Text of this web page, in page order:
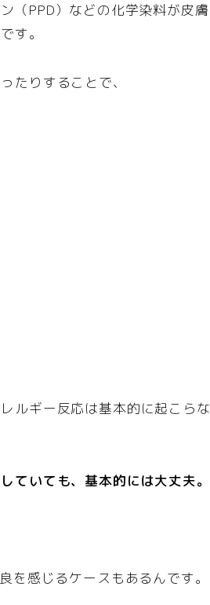
（PPD）などの化学染料が皮膚
す。
たりすることで、
ルギー反応は基本的に起こらな
ていても、基本的には大丈夫。
を感じるケースもあるんです。